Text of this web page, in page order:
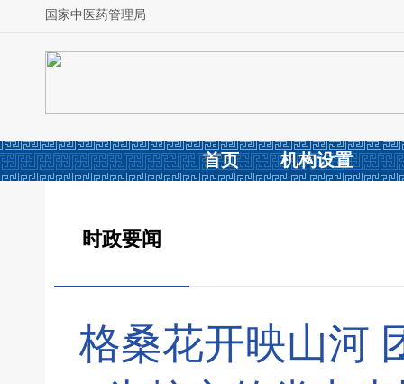
国家中医药管理局
首页 机构设置
时政要闻
格桑花开映山河